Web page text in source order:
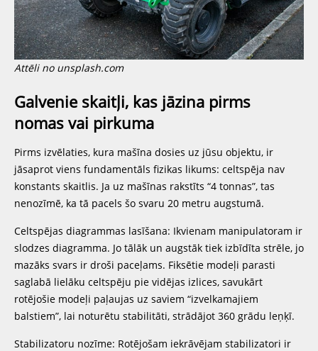
Attēli no unsplash.com
Galvenie skaitļi, kas jāzina pirms
nomas vai pirkuma
Pirms izvēlaties, kura mašīna dosies uz jūsu objektu, ir
jāsaprot viens fundamentāls fizikas likums: celtspēja nav
konstants skaitlis. Ja uz mašīnas rakstīts “4 tonnas”, tas
nenozīmē, ka tā pacels šo svaru 20 metru augstumā.
Celtspējas diagrammas lasīšana: Ikvienam manipulatoram ir
slodzes diagramma. Jo tālāk un augstāk tiek izbīdīta strēle, jo
mazāks svars ir droši paceļams. Fiksētie modeļi parasti
saglabā lielāku celtspēju pie vidējas izlices, savukārt
rotējošie modeļi paļaujas uz saviem “izvelkamajiem
balstiem”, lai noturētu stabilitāti, strādājot 360 grādu leņķī.
Stabilizatoru nozīme: Rotējošam iekrāvējam stabilizatori ir